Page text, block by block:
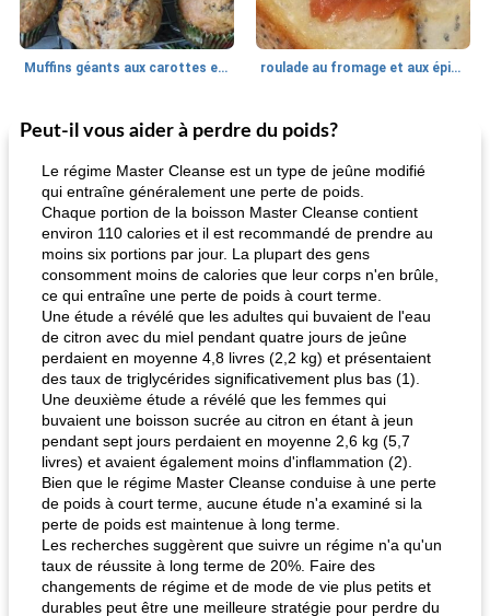
Muffins géants aux carottes et à la banane de Nif roulade au fromage et aux épinards
30min
Marques de confiance: recettes et
fiesta tostadas
Viande et volaille
le méga's jopp joes
Peut-il vous aider à perdre du poids?
Le régime Master Cleanse est un type de jeûne modifié
qui entraîne généralement une perte de poids.
Chaque portion de la boisson Master Cleanse contient
environ 110 calories et il est recommandé de prendre au
moins six portions par jour. La plupart des gens
consomment moins de calories que leur corps n'en brûle,
ce qui entraîne une perte de poids à court terme.
Une étude a révélé que les adultes qui buvaient de l'eau
de citron avec du miel pendant quatre jours de jeûne
perdaient en moyenne 4,8 livres (2,2 kg) et présentaient
des taux de triglycérides significativement plus bas (1).
Une deuxième étude a révélé que les femmes qui
buvaient une boisson sucrée au citron en étant à jeun
pendant sept jours perdaient en moyenne 2,6 kg (5,7
livres) et avaient également moins d'inflammation (2).
Bien que le régime Master Cleanse conduise à une perte
de poids à court terme, aucune étude n'a examiné si la
perte de poids est maintenue à long terme.
Les recherches suggèrent que suivre un régime n'a qu'un
taux de réussite à long terme de 20%. Faire des
changements de régime et de mode de vie plus petits et
durables peut être une meilleure stratégie pour perdre du